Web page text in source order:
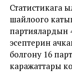
Статистикага
шайлоого
партиялардын
эсептерин
болгону 16
каражаттары